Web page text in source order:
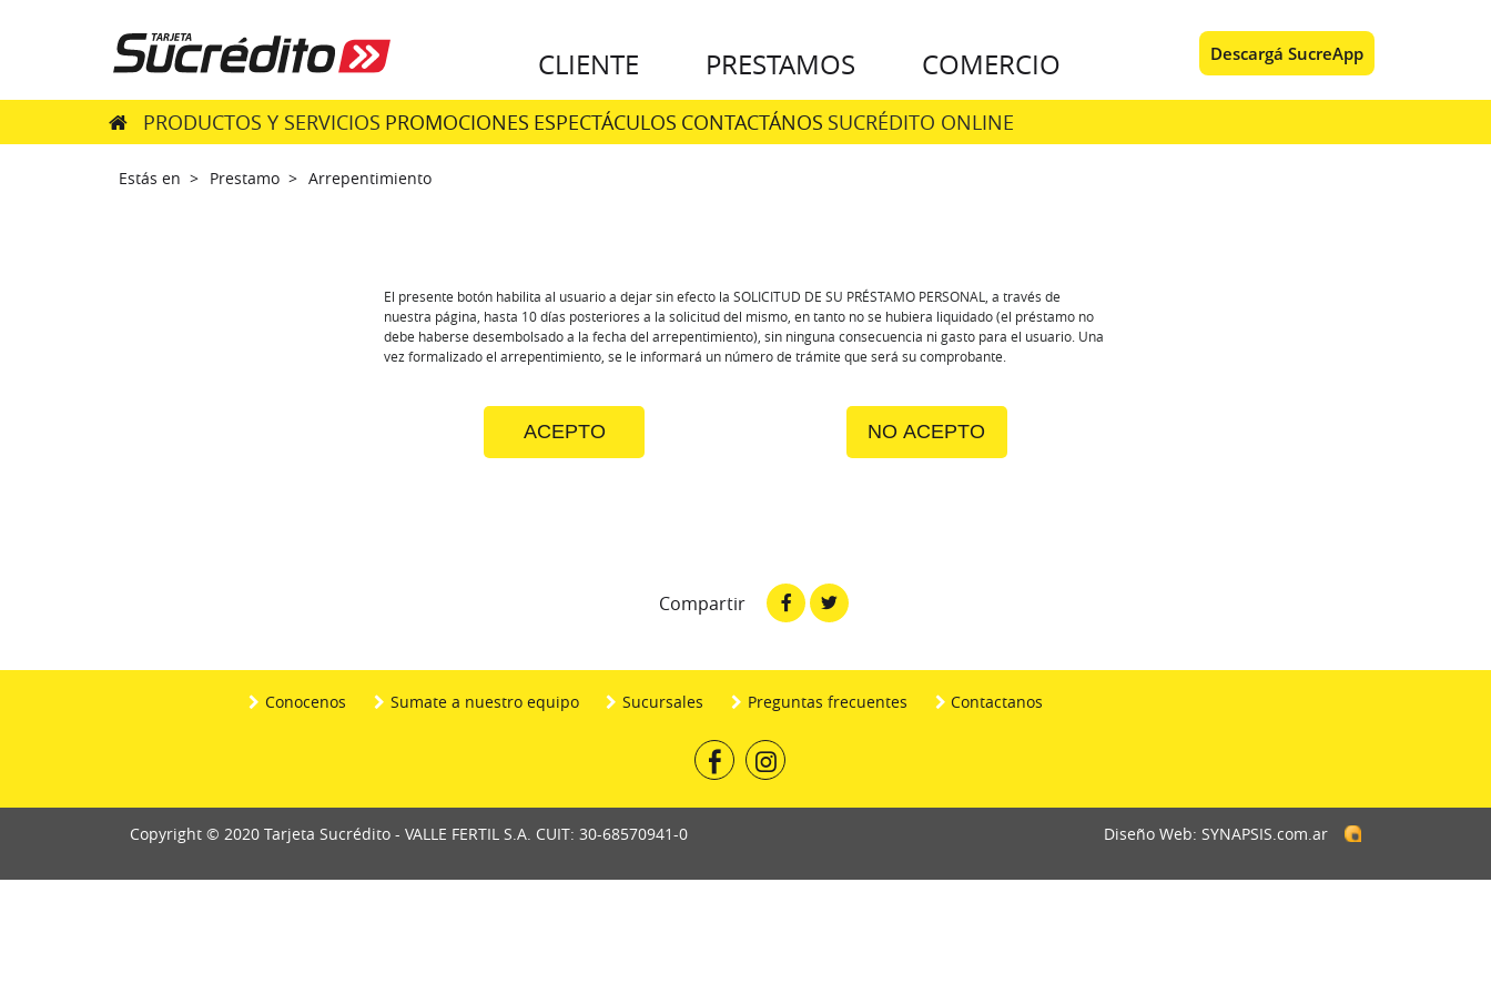
CLIENTE PRESTAMOS COMERCIO
PRODUCTOS Y SERVICIOS PROMOCIONES ESPECTÁCULOS CONTACTÁNOS SUCRÉDITO ONLINE
Descargá SucreApp
Estás en > Prestamo > Arrepentimiento
El presente botón habilita al usuario a dejar sin efecto la SOLICITUD DE SU PRÉSTAMO PERSONAL, a través de
nuestra página, hasta 10 días posteriores a la solicitud del mismo, en tanto no se hubiera liquidado (el préstamo no
debe haberse desembolsado a la fecha del arrepentimiento), sin ninguna consecuencia ni gasto para el usuario. Una
vez formalizado el arrepentimiento, se le informará un número de trámite que será su comprobante.
ACEPTO NO ACEPTO
Compartir FacebookTwitter
Conocenos Sumate a nuestro equipo Sucursales Preguntas frecuentes Contactanos
Copyright © 2020 Tarjeta Sucrédito - VALLE FERTIL S.A. CUIT: 30-68570941-0 Diseño Web: SYNAPSIS.com.ar